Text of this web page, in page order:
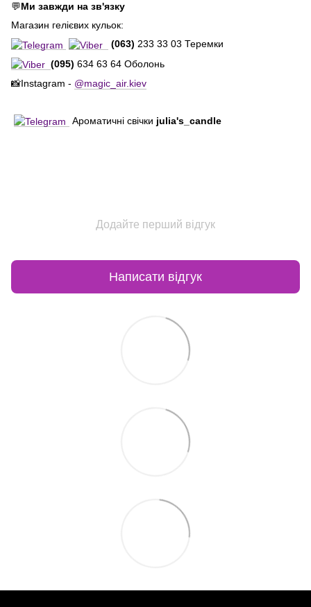
💬Ми завжди на зв'язку
Магазин гелієвих кульок:
(063) 233 33 03 Теремки
(095) 634 63 64 Оболонь
📸Instagram - @magic_air.kiev
Ароматичні свічки julia's_candle
Додайте перший відгук
Написати відгук